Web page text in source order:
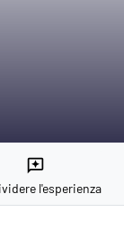
reviews
l'esperienza